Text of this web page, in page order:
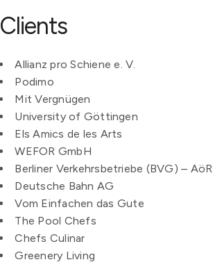
Clients
Allianz pro Schiene e. V.
Podimo
Mit Vergnügen
University of Göttingen
Els Amics de les Arts
WEFOR GmbH
Berliner Verkehrsbetriebe (BVG) – AöR
Deutsche Bahn AG
Vom Einfachen das Gute
The Pool Chefs
Chefs Culinar
Greenery Living